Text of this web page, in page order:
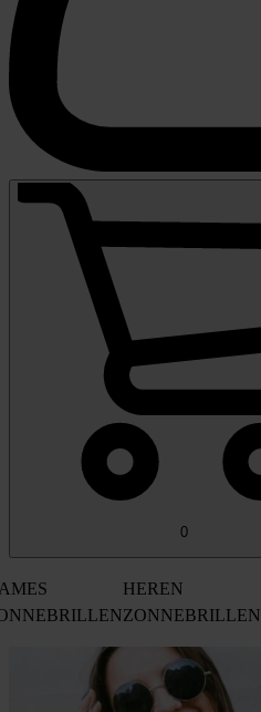
0
HEREN
ZONNEBRILLEN